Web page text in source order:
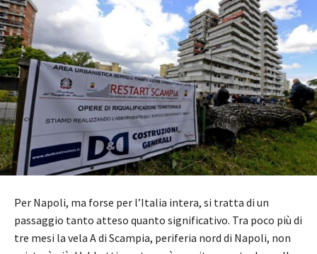
Per Napoli, ma forse per l’Italia intera, si tratta di un
passaggio tanto atteso quanto significativo. Tra poco più di
tre mesi la vela A di Scampia, periferia nord di Napoli, non